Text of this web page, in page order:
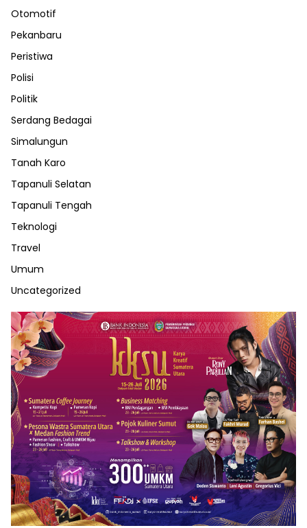
Otomotif
Pekanbaru
Peristiwa
Polisi
Politik
Serdang Bedagai
Simalungun
Tanah Karo
Tapanuli Selatan
Tapanuli Tengah
Teknologi
Travel
Umum
Uncategorized